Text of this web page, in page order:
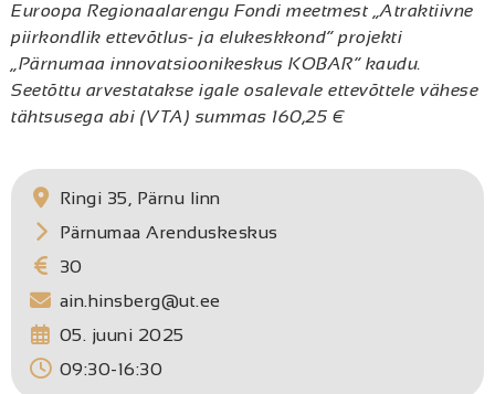
Euroopa Regionaalarengu Fondi meetmest „Atraktiivne
piirkondlik ettevõtlus- ja elukeskkond“ projekti
„Pärnumaa innovatsioonikeskus KOBAR“ kaudu.
Seetõttu arvestatakse igale osalevale ettevõttele vähese
tähtsusega abi (VTA) summas 160,25 €
Ringi 35, Pärnu linn
Pärnumaa Arenduskeskus
30
ain.hinsberg@ut.ee
05. juuni 2025
09:30-16:30